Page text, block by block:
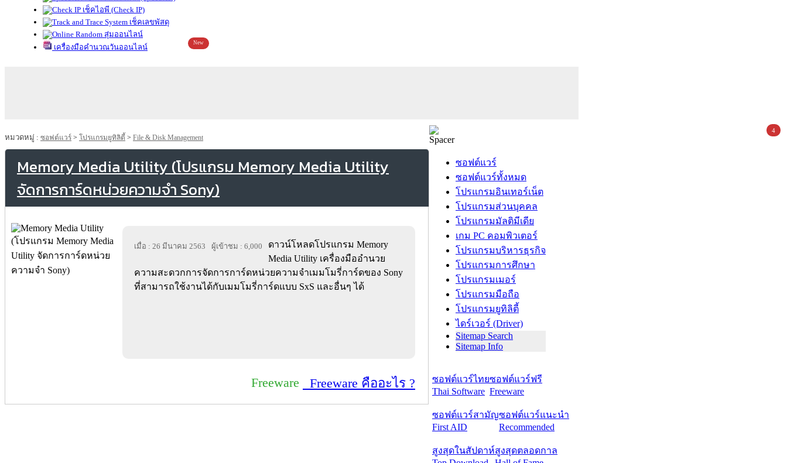
เช็คไอพี (Check IP)
เช็คเลขพัสดุ
สุ่มออนไลน์
เครื่องมือคำนวณวันออนไลน์
New
หมวดหมู่ : ซอฟต์แวร์ > โปรแกรมยูทิลิตี้ > File & Disk Management
Memory Media Utility (โปรแกรม Memory Media Utility
จัดการการ์ดหน่วยความจำ Sony)
เมื่อ : 26 มีนาคม 2563 ผู้เข้าชม : 6,000
ดาวน์โหลดโปรแกรม Memory
Media Utility เครื่องมืออำนวย
ความสะดวกการจัดการการ์ดหน่วยความจำเมมโมรี่การ์ดของ Sony
ที่สามารถใช้งานได้กับเมมโมรี่การ์ดแบบ SxS และอื่นๆ ได้
Freeware Freeware คืออะไร ?
ซอฟต์แวร์
ซอฟต์แวร์ทั้งหมด
โปรแกรมอินเทอร์เน็ต
โปรแกรมส่วนบุคคล
โปรแกรมมัลติมีเดีย
เกม PC คอมพิวเตอร์
โปรแกรมบริหารธุรกิจ
โปรแกรมการศึกษา
โปรแกรมเมอร์
โปรแกรมมือถือ
โปรแกรมยูทิลิตี้
ไดร์เวอร์ (Driver)
Sitemap Search
Sitemap Info
ซอฟต์แวร์ไทย
Thai Software
ซอฟต์แวร์ฟรี
Freeware
ซอฟต์แวร์สามัญ
First AID
ซอฟต์แวร์แนะนำ
Recommended
สูงสุดในสัปดาห์สูงสุดตลอดกาล
4